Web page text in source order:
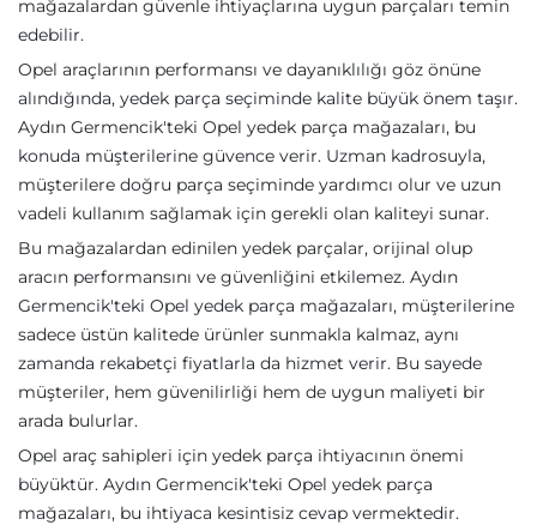
mağazalardan güvenle ihtiyaçlarına uygun parçaları temin
edebilir.
Opel araçlarının performansı ve dayanıklılığı göz önüne
alındığında, yedek parça seçiminde kalite büyük önem taşır.
Aydın Germencik'teki Opel yedek parça mağazaları, bu
konuda müşterilerine güvence verir. Uzman kadrosuyla,
müşterilere doğru parça seçiminde yardımcı olur ve uzun
vadeli kullanım sağlamak için gerekli olan kaliteyi sunar.
Bu mağazalardan edinilen yedek parçalar, orijinal olup
aracın performansını ve güvenliğini etkilemez. Aydın
Germencik'teki Opel yedek parça mağazaları, müşterilerine
sadece üstün kalitede ürünler sunmakla kalmaz, aynı
zamanda rekabetçi fiyatlarla da hizmet verir. Bu sayede
müşteriler, hem güvenilirliği hem de uygun maliyeti bir
arada bulurlar.
Opel araç sahipleri için yedek parça ihtiyacının önemi
büyüktür. Aydın Germencik'teki Opel yedek parça
mağazaları, bu ihtiyaca kesintisiz cevap vermektedir.